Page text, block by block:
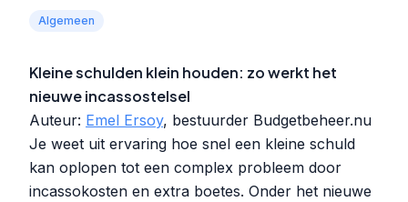
Algemeen
Kleine schulden klein houden: zo werkt het
nieuwe incassostelsel
Auteur: Emel Ersoy, bestuurder Budgetbeheer.nu
Je weet uit ervaring hoe snel een kleine schuld
kan oplopen tot een complex probleem door
incassokosten en extra boetes. Onder het nieuwe